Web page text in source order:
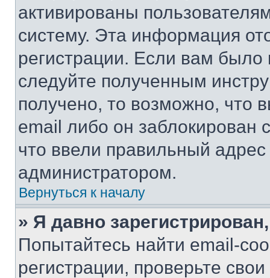
активированы
систему. Эта информация
регистрации. Если вам
следуйте полученным
получено, то возможно, что
email либо он
что ввели правильный адрес
администратором.
Вернуться к началу
» Я давно
Попытайтесь найти email-
регистрации, проверьте